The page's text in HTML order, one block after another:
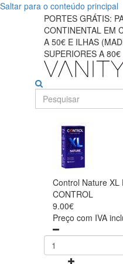
Saltar para o conteúdo principal
PORTES GRÁTIS:
CONTINENTAL EM
A 50€ E ILHAS
SUPERIORES A 80€
Control Nature XL
CONTROL
9.00€
Preço com IVA